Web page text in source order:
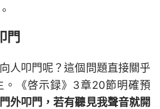
門
人叩門呢？這個問題直接關乎
。《啓示録》3章20節明確預
外叩門，若有聽見我聲音就開